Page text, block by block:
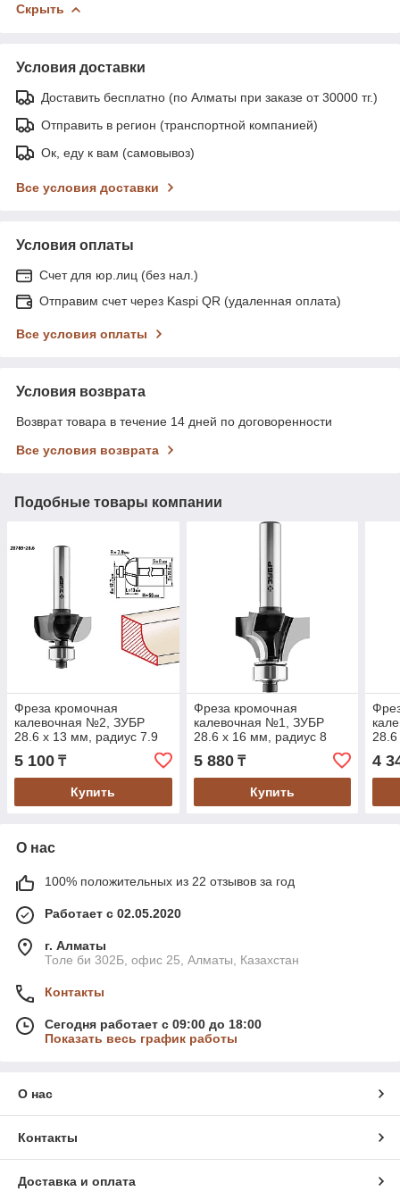
Скрыть
Условия доставки
Доставить бесплатно (по Алматы при заказе от 30000 тг.)
Отправить в регион (транспортной компанией)
Ок, еду к вам (самовывоз)
Все условия доставки
Условия оплаты
Счет для юр.лиц (без нал.)
Отправим счет через Kaspi QR (удаленная оплата)
Все условия оплаты
Условия возврата
Возврат товара в течение 14 дней по договоренности
Все условия возврата
Подобные товары компании
Фреза кромочная
калевочная №2, ЗУБР
28.6 x 13 мм, радиус 7.9
мм, по дереву (28785-
28.6)
5 100 ₸
Купить
Фреза кромочная
калевочная №1, ЗУБР
28.6 x 16 мм, радиус 8
мм, по дереву (28784-
28.6)
5 880₸
Купить
4
О нас
100% положительных из 22 отзывов за год
Работает с 02.05.2020
г. Алматы
Толе би 302Б, офис 25, Алматы, Казахстан
Контакты
Сегодня работает с 09:00 до 18:00
Показать весь график работы
О нас
Контакты
Доставка и оплата